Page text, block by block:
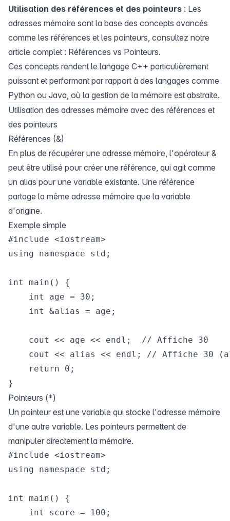
Utilisation des références et des pointeurs : Les
adresses mémoire sont la base des concepts avancés
comme les références et les pointeurs, consultez notre
article complet : Références vs Pointeurs.
Ces concepts rendent le langage C++ particulièrement
puissant et performant par rapport à des langages comme
Python ou Java, où la gestion de la mémoire est abstraite.
Utilisation des adresses mémoire avec des références et
des pointeurs
Références (&)
En plus de récupérer une adresse mémoire, l'opérateur &
peut être utilisé pour créer une référence, qui agit comme
un alias pour une variable existante. Une référence
partage la même adresse mémoire que la variable
d'origine.
Exemple simple
#include <iostream>
using namespace std;
int main() {
    int age = 30;
    int &alias = age;
    cout << age << endl;  // Affiche 30
cout << alias << endl; // Affiche 30
    return 0;
Pointeurs (*)
Un pointeur est une variable qui stocke l'adresse mémoire
d'une autre variable. Les pointeurs permettent de
manipuler directement la mémoire.
#include <iostream>
using namespace std;
int main() {
    int score = 100;